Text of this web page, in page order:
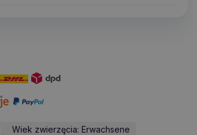
Wiek zwierzęcia: Erwachsene